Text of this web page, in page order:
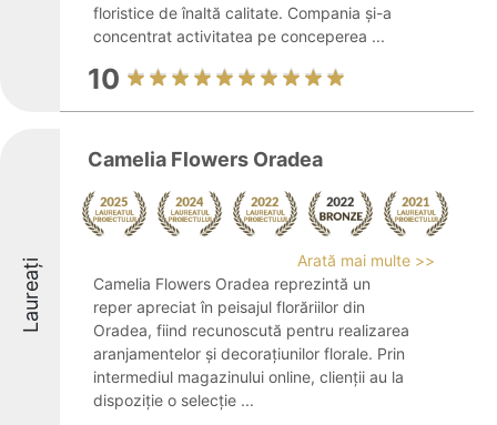
floristice de înaltă calitate. Compania și-a
concentrat activitatea pe conceperea ...
10
Laureați
Camelia Flowers Oradea
Arată mai multe >>
Camelia Flowers Oradea reprezintă un
reper apreciat în peisajul florăriilor din
Oradea, fiind recunoscută pentru realizarea
aranjamentelor și decorațiunilor florale. Prin
intermediul magazinului online, clienții au la
dispoziție o selecție ...